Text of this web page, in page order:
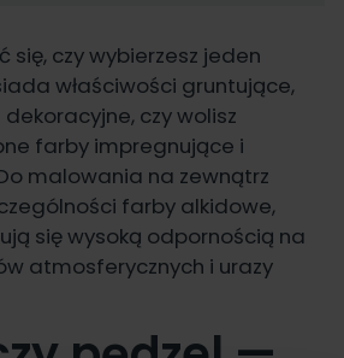
się, czy wybierzesz jeden
właściwości gruntujące,
czy wolisz
farby impregnujące i
malowania na zewnątrz
farby alkidowe,
się wysoką odpornością na
atmosferycznych i urazy